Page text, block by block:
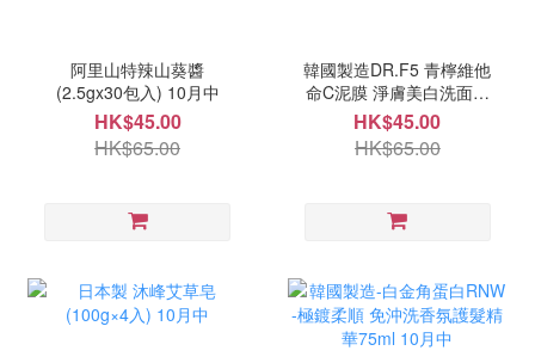
阿里山特辣山葵醬
(2.5gx30包入) 10月中
HK$45.00
HK$65.00
韓國製造DR.F5 青檸維他
命C泥膜 淨膚美白洗面乳
120ml 10月中
HK$45.00
HK$65.00